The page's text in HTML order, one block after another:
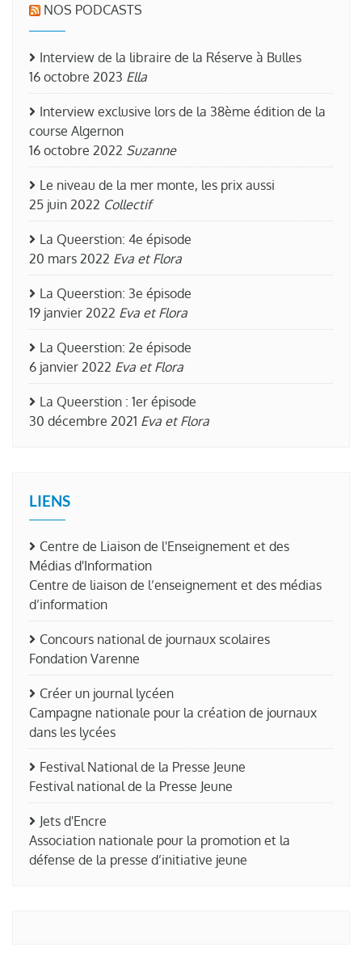
NOS PODCASTS
Interview de la libraire de la Réserve à Bulles
16 octobre 2023 Ella
Interview exclusive lors de la 38ème édition de la
course Algernon
16 octobre 2022 Suzanne
Le niveau de la mer monte, les prix aussi
25 juin 2022 Collectif
La Queerstion: 4e épisode
20 mars 2022 Eva et Flora
La Queerstion: 3e épisode
19 janvier 2022 Eva et Flora
La Queerstion: 2e épisode
6 janvier 2022 Eva et Flora
La Queerstion : 1er épisode
30 décembre 2021 Eva et Flora
LIENS
Centre de Liaison de l'Enseignement et des
Médias d'Information
Centre de liaison de l’enseignement et des médias
d’information
Concours national de journaux scolaires
Fondation Varenne
Créer un journal lycéen
Campagne nationale pour la création de journaux
dans les lycées
Festival National de la Presse Jeune
Festival national de la Presse Jeune
Jets d'Encre
Association nationale pour la promotion et la
défense de la presse d’initiative jeune